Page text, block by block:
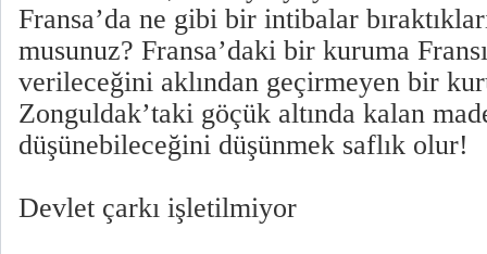
Fransa’da ne gibi bir intibalar
musunuz? Fransa’daki bir kuruma
verileceğini aklından geçirmeyen bir
Zonguldak’taki göçük altında kalan
düşünebileceğini düşünmek saflık olur!
Devlet çarkı işletilmiyor